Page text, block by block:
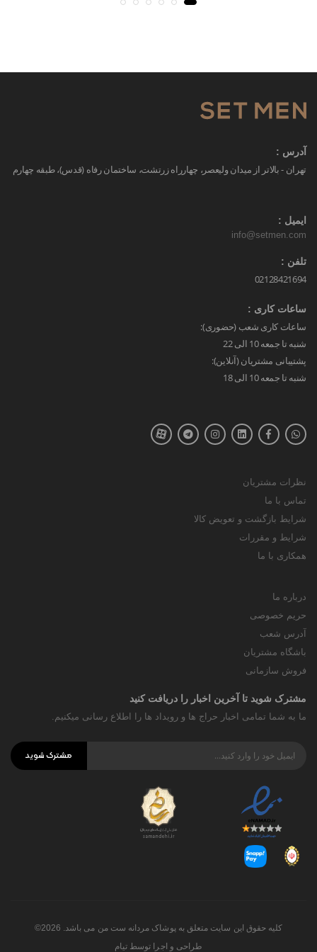
آدرس :
تهران - بالاتر از میدان ولیعصر، چهارراه زرتشت، ساختمان رفاه (قدس)، طبقه چهارم
ایمیل :
info@setmen.com
تلفن :
02128421694
ساعات کاری :
ساعات کاری شعب (حضوری):
شنبه تا جمعه 10 الی 22
پشتیبانی مشتریان (آنلاین):
شنبه تا جمعه 10 الی 18
نظرات مشتریان
تماس با ما
شرایط بازگشت و تعویض کالا
شرایط و مقررات
همکاری با ما
درباره ما
حریم خصوصی
آدرس شعب
باشگاه مشتریان
فروش سازمانی
مشترک شوید تا آخرین اخبار را دریافت کنید
ما به شما تمامی اخبار حراج ها و رویداد ها را اطلاع رسانی میکنیم.
مشترک شوید
کلیه حقوق این سایت متعلق به پوشاک مردانه ست من می باشد. 2026©
طراحی و اجرا توسط تیام